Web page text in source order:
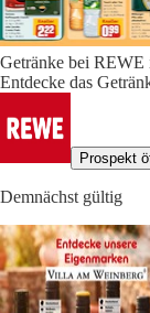
Getränke bei REWE
Entdecke das
Prospekt
Demnächst gültig